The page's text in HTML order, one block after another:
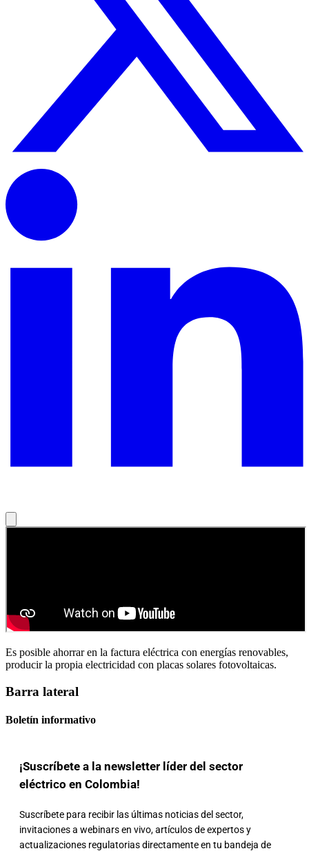
Es posible ahorrar en la factura eléctrica con energías renovables,
producir la propia electricidad con placas solares fotovoltaicas.
Barra lateral
Boletín informativo
¡Suscríbete a la newsletter líder del sector
eléctrico en Colombia!
Suscríbete para recibir las últimas noticias del sector,
invitaciones a webinars en vivo, artículos de expertos y
actualizaciones regulatorias directamente en tu bandeja de